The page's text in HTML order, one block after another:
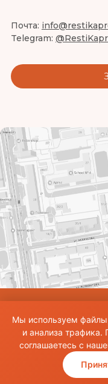
Почта:
Telegram:
ссылки на источник. Все права
авторам.Общие правила и
Мы используем файлы
и анализа трафика.
соглашаетесь с